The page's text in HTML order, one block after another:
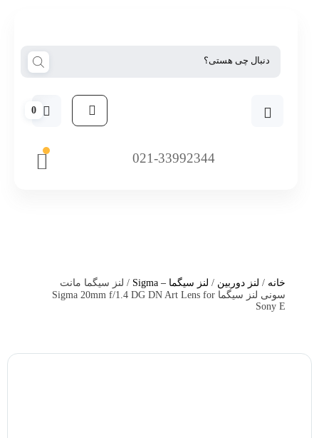
0
021-33992344
خانه / لنز دوربین / لنز سیگما – Sigma
/ لنز سیگما مانت
سونی لنز سیگما Sigma 20mm f/1.4 DG DN Art Lens for
Sony E